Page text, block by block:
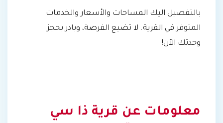
بالتفصيل اليك المساحات والأسعار والخدمات
المتوفر في القرية. لا تضيع الفرصة، وبادر بحجز
وحدتك الآن!
معلومات عن قرية ذا سي